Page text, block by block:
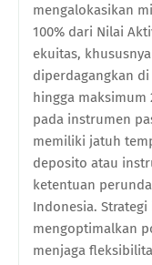
mengalokasikan
100% dari Nilai
ekuitas,
diperdagangkan
hingga maksimum
pada instrumen
memiliki jatuh
deposito atau
ketentuan
Indonesia.
mengoptimalkan
menjaga